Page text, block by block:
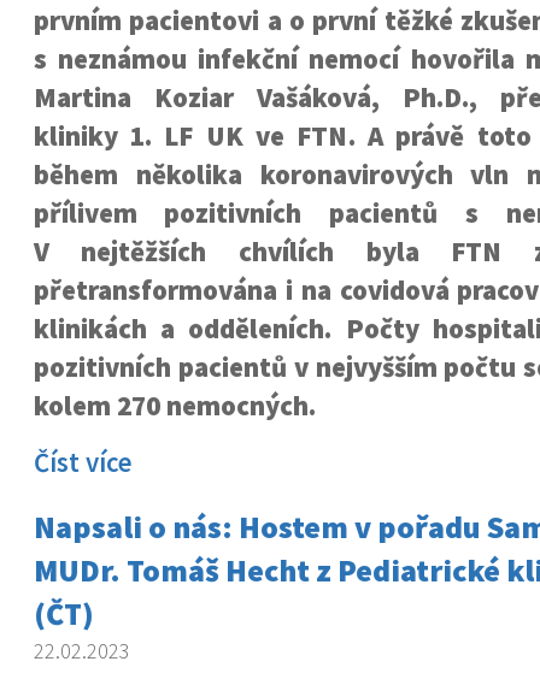
prvním pacientovi a o první těžké
s neznámou infekční nemocí hovořila
Martina Koziar Vašáková, Ph.D.,
kliniky 1. LF UK ve FTN. A právě toto
během několika koronavirových vln
přílivem pozitivních pacientů s
V nejtěžších chvílích byla FTN
přetransformována i na covidová
klinikách a odděleních. Počty
pozitivních pacientů v nejvyšším počtu
kolem 270 nemocných.
Číst více
Napsali o nás: Hostem v pořadu
MUDr. Tomáš Hecht z Pediatrické
(ČT)
22.02.2023